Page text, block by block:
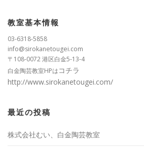
教室基本情報
03-6318-5858
info@sirokanetougei.com
〒108-0072 港区白金5-13-4
白金陶芸教室HPはコチラ
http://www.sirokanetougei.com/
最近の投稿
株式会社むい、白金陶芸教室